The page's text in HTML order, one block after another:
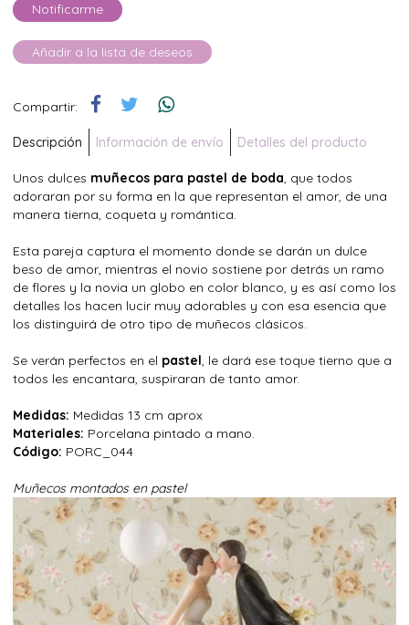
Notificarme
Añadir a la lista de deseos
Compartir:
Descripción Información de envío Detalles del producto
Unos dulces muñecos para pastel de boda, que todos
adoraran por su forma en la que representan el amor, de una
manera tierna, coqueta y romántica.
Esta pareja captura el momento donde se darán un dulce
beso de amor, mientras el novio sostiene por detrás un ramo
de flores y la novia un globo en color blanco, y es así como los
detalles los hacen lucir muy adorables y con esa esencia que
los distinguirá de otro tipo de muñecos clásicos.
Se verán perfectos en el pastel, le dará ese toque tierno que a
todos les encantara, suspiraran de tanto amor.
Medidas: Medidas 13 cm aprox
Materiales: Porcelana pintado a mano.
Código: PORC_044
Muñecos montados en pastel